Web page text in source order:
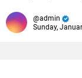
admin
Sunday,